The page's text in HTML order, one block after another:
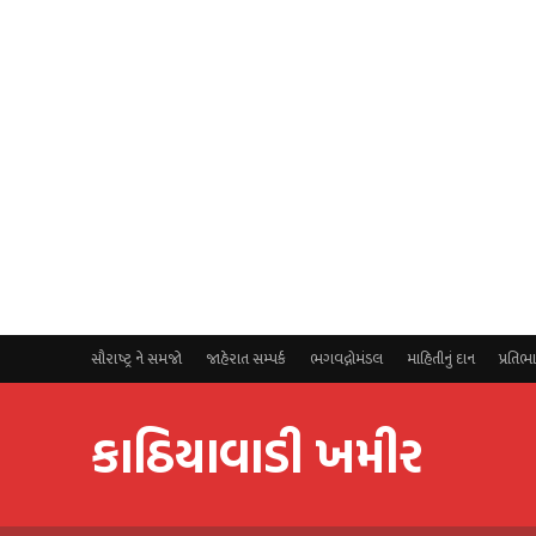
સૌરાષ્ટ્ર ને સમજો જાહેરાત સમ્પર્ક ભગવદ્ગોમંડલ માહિતીનું દાન
કાઠિયાવાડી ખમીર